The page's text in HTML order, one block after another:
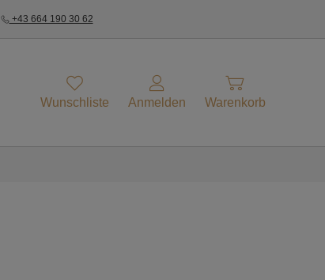
+43 664 190 30 62
Wunschliste Anmelden Warenkorb